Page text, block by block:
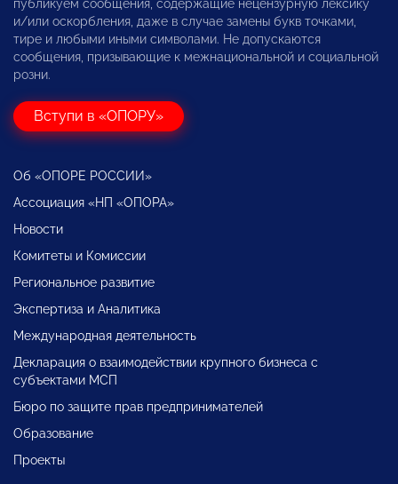
публикуем сообщения, содержащие нецензурную лексику
и/или оскорбления, даже в случае замены букв точками,
тире и любыми иными символами. Не допускаются
сообщения, призывающие к межнациональной и социальной
розни.
Вступи в «ОПОРУ»
Об «ОПОРЕ РОССИИ»
Ассоциация «НП «ОПОРА»
Новости
Комитеты и Комиссии
Региональное развитие
Экспертиза и Аналитика
Международная деятельность
Декларация о взаимодействии крупного бизнеса с
субъектами МСП
Бюро по защите прав предпринимателей
Образование
Проекты